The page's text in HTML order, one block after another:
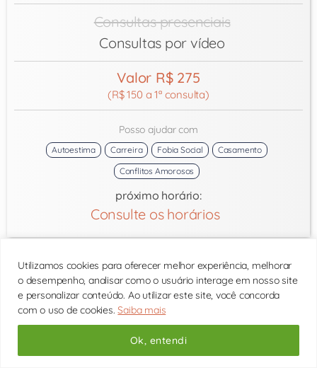
Utilizamos cookies para oferecer melhor experiência, melhorar
o desempenho, analisar como o usuário interage em nosso site
e personalizar conteúdo. Ao utilizar este site, você concorda
com o uso de cookies.Saiba mais
Ok, entendi
Consultas presenciais
Consultas por vídeo
Valor R$ 275
(R$ 150 a 1ª consulta)
Posso ajudar com
Autoestima Carreira Fobia Social
Casamento
Conflitos Amorosos
próximo horário:
Consulte os horários
Veluma Marzola